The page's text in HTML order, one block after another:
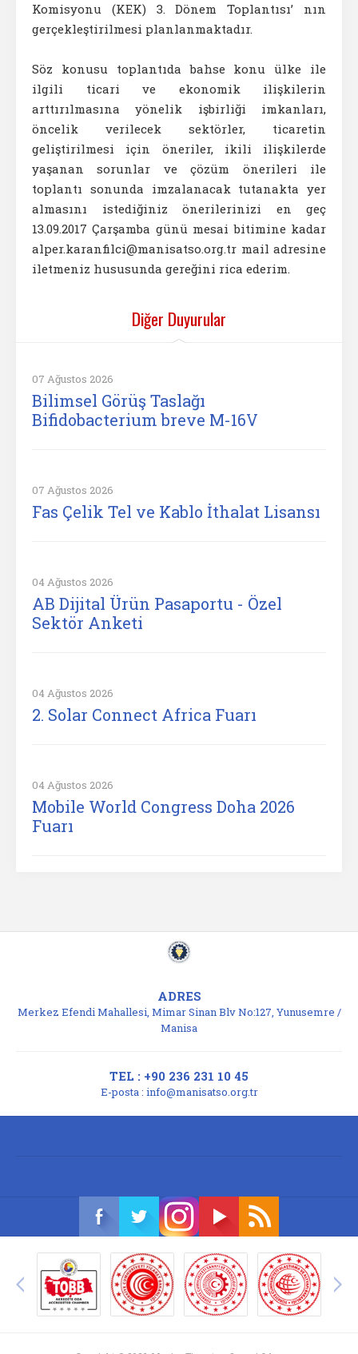
Komisyonu (KEK) 3. Dönem Toplantısı’ nın
gerçekleştirilmesi planlanmaktadır.
Söz konusu toplantıda bahse konu ülke ile
ilgili ticari ve ekonomik ilişkilerin
arttırılmasına yönelik işbirliği imkanları,
öncelik verilecek sektörler, ticaretin
geliştirilmesi için öneriler, ikili ilişkilerde
yaşanan sorunlar ve çözüm önerileri ile
toplantı sonunda imzalanacak tutanakta yer
almasını istediğiniz önerilerinizi en geç
13.09.2017 Çarşamba günü mesai bitimine kadar
alper.karanfilci@manisatso.org.tr mail adresine
iletmeniz hususunda gereğini rica ederim.
Diğer Duyurular
07 Ağustos 2026
Bilimsel Görüş Taslağı
Bifidobacterium breve M-16V
07 Ağustos 2026
Fas Çelik Tel ve Kablo İthalat Lisansı
04 Ağustos 2026
AB Dijital Ürün Pasaportu - Özel
Sektör Anketi
04 Ağustos 2026
2. Solar Connect Africa Fuarı
04 Ağustos 2026
Mobile World Congress Doha 2026
Fuarı
ADRES
Merkez Efendi Mahallesi, Mimar Sinan Blv No:127, Yunusemre /
Manisa
TEL : +90 236 231 10 45
E-posta : info@manisatso.org.tr